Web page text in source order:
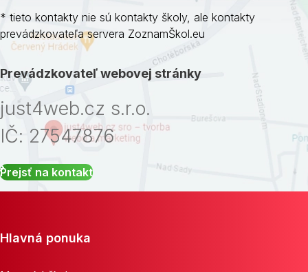
* tieto kontakty nie sú kontakty školy, ale kontakty
prevádzkovateľa servera ZoznamŠkol.eu
Prevádzkovateľ webovej stránky
just4web.cz s.r.o.
IČ: 27547876
Prejsť na kontakt
Hlavná ponuka